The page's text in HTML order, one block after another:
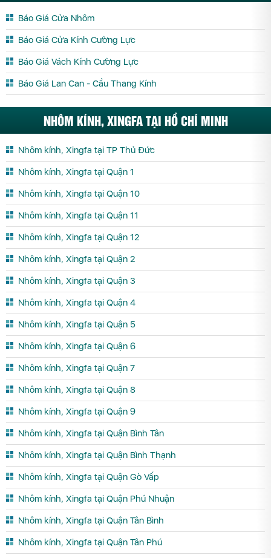
Báo Giá Cửa Nhôm
Báo Giá Cửa Kính Cường Lực
Báo Giá Vách Kính Cường Lực
Báo Giá Lan Can - Cầu Thang Kính
NHÔM KÍNH, XINGFA TẠI HỒ CHÍ MINH
Nhôm kính, Xingfa tại TP Thủ Đức
Nhôm kính, Xingfa tại Quận 1
Nhôm kính, Xingfa tại Quận 10
Nhôm kính, Xingfa tại Quận 11
Nhôm kính, Xingfa tại Quận 12
Nhôm kính, Xingfa tại Quận 2
Nhôm kính, Xingfa tại Quận 3
Nhôm kính, Xingfa tại Quận 4
Nhôm kính, Xingfa tại Quận 5
Nhôm kính, Xingfa tại Quận 6
Nhôm kính, Xingfa tại Quận 7
Nhôm kính, Xingfa tại Quận 8
Nhôm kính, Xingfa tại Quận 9
Nhôm kính, Xingfa tại Quận Bình Tân
Nhôm kính, Xingfa tại Quận Bình Thạnh
Nhôm kính, Xingfa tại Quận Gò Vấp
Nhôm kính, Xingfa tại Quận Phú Nhuận
Nhôm kính, Xingfa tại Quận Tân Bình
Nhôm kính, Xingfa tại Quận Tân Phú